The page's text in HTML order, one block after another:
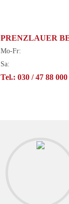
PRENZLAUER
Mo-Fr:
Sa:
Tel.: 030 / 47 88 000